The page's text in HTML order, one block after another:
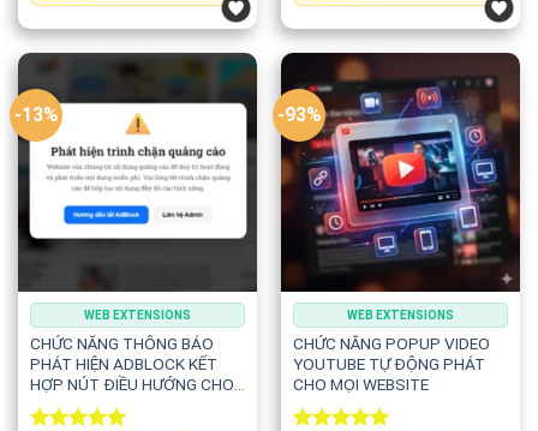
-13%
WEB EXTENSIONS
CHỨC NĂNG THÔNG BÁO
PHÁT HIỆN ADBLOCK KẾT
HỢP NÚT ĐIỀU HƯỚNG CHO
MỌI WEBSITE
-93%
WEB EXTENSIONS
CHỨC NĂNG POPUP VIDEO
YOUTUBE TỰ ĐỘNG PHÁT
CHO MỌI WEBSITE